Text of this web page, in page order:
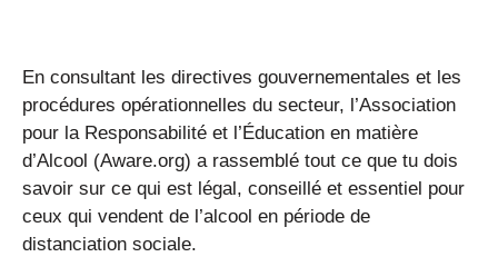
En consultant les directives gouvernementales et les
procédures opérationnelles du secteur, l’Association
pour la Responsabilité et l’Éducation en matière
d’Alcool (Aware.org) a rassemblé tout ce que tu dois
savoir sur ce qui est légal, conseillé et essentiel pour
ceux qui vendent de l’alcool en période de
distanciation sociale.